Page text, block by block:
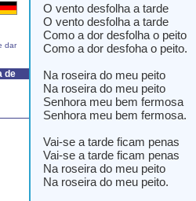
dar
de
O vento desfolha a tarde
O vento desfolha a tarde
Como a dor desfolha o peito
Como a dor desfoha o peito.
Na roseira do meu peito
Na roseira do meu peito
Senhora meu bem fermosa
Senhora meu bem fermosa.
Vai-se a tarde ficam penas
Vai-se a tarde ficam penas
Na roseira do meu peito
Na roseira do meu peito.